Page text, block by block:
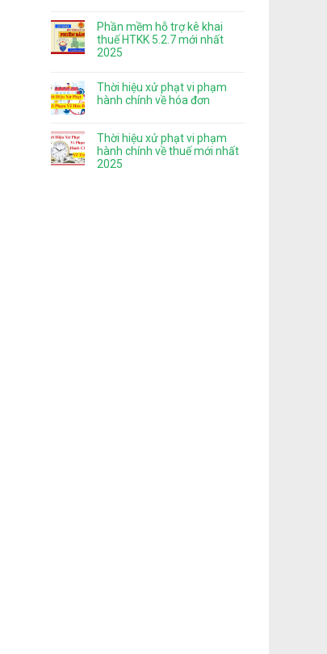
Phần mềm hỗ trợ kê khai
thuế HTKK 5.2.7 mới nhất
2025
Thời hiệu xử phạt vi phạm
hành chính về hóa đơn
Thời hiệu xử phạt vi phạm
hành chính về thuế mới nhất
2025